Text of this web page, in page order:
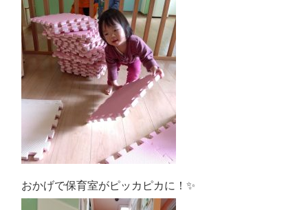
おかげで保育室がピッカピカに！✨